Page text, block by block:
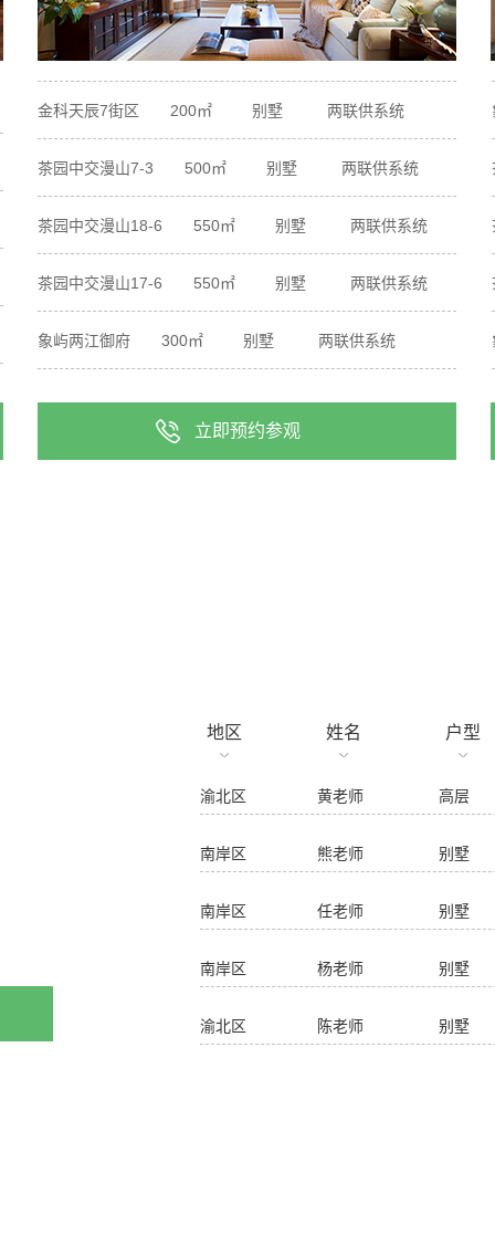
象屿两江御府 300㎡ 别墅 两联供系统
金科天辰7街区 200㎡ 别墅 两联供系统
茶园中交漫山7-3 500㎡ 别墅 两联供系统
茶园中交漫山18-6 550㎡ 别墅 两联供系统
茶园中交漫山17-6 550㎡ 别墅 两联供系统
象屿两江御府 300㎡ 别墅 两联供系统
金科天辰7街区 200㎡ 别墅 两联供系统
茶园中交漫山7-3 500㎡ 别墅 两联供系统
立即预约参观
地区 姓名 户型
14